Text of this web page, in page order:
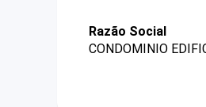
Razão Social
CONDOMINIO